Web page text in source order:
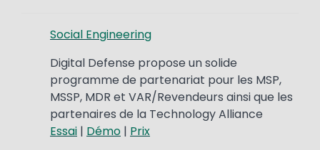
Social Engineering
Digital Defense propose un solide
programme de partenariat pour les MSP,
MSSP, MDR et VAR/Revendeurs ainsi que les
partenaires de la Technology Alliance
Essai | Démo | Prix